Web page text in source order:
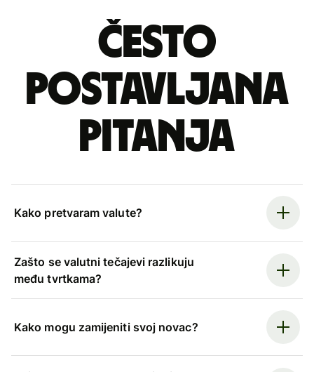
Često
postavljana
pitanja
Kako pretvaram valute?
Zašto se valutni tečajevi razlikuju
među tvrtkama?
Kako mogu zamijeniti svoj novac?